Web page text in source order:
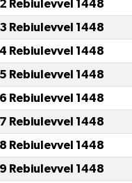
2 Rebiulevvel 1448
3 Rebiulevvel 1448
4 Rebiulevvel 1448
5 Rebiulevvel 1448
6 Rebiulevvel 1448
7 Rebiulevvel 1448
8 Rebiulevvel 1448
9 Rebiulevvel 1448